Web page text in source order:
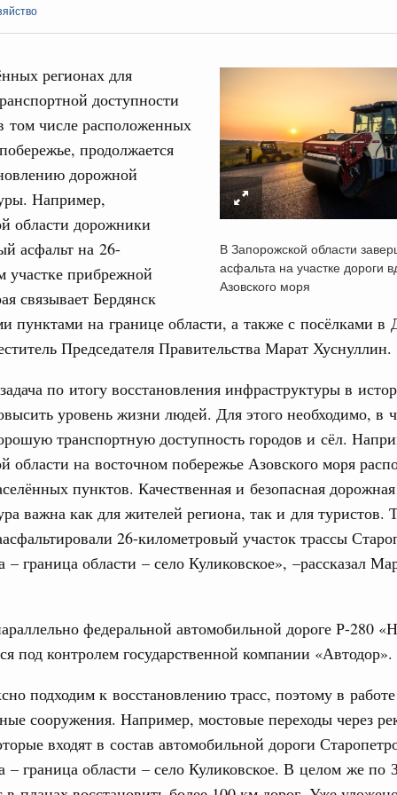
В Запорожской области
асфальта на участке дороги
Азовского моря
регионах для
доступности
том числе расположенных
продолжается
дорожной
Например,
области дорожники
асфальт на 26-
участке прибрежной
связывает Бердянск
пунктами на границе области, а также с посёлками
Председателя Правительства Марат Хуснуллин.
по итогу восстановления инфраструктуры в
уровень жизни людей. Для этого необходимо, в
транспортную доступность городов и сёл.
области на восточном побережье Азовского моря
пунктов. Качественная и безопасная дорожная
важна как для жителей региона, так и для туристов.
26-километровый участок трассы
– граница области – село Куликовское», –рассказал
федеральной автомобильной дороге Р-280
под контролем государственной компании «Автодор».
подходим к восстановлению трасс, поэтому в работе
сооружения. Например, мостовые переходы через
входят в состав автомобильной дороги
– граница области – село Куликовское. В целом же по
область
отношения
инфраструктуры построили и
кредитам
госпрограмм повысит эффективность
завершил строительство и реконструкцию
их последствий
правкомиссии по ликвидации последствий
проливе
по числу заявлений от абитуриентов
«Профессионалитет»
на пространстве СНГ
заседания Евразийского
на пространстве СНГ
совета в расширенном
актуальные задачи углубления интеграции, в том
кооперации в области таможенного
администрирования, развитие электронной торговли,
ПН
3
17
24
31
С
Для
Архив